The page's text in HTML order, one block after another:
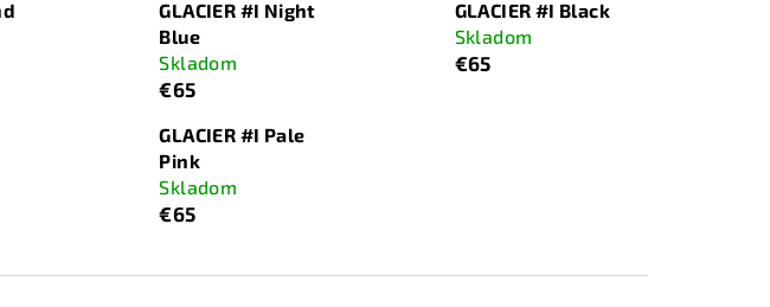
GLACIER #I Night
Blue
Skladom
€65
GLACIER #I Black
Skladom
€65
GLACIER #I Pale
Pink
Skladom
€65